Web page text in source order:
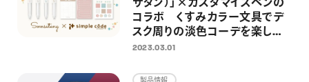
コラボ くすみカラー文具でデ
スク周りの淡色コーデを楽しめ
る限定セットを発売
2023.03.01
製品情報